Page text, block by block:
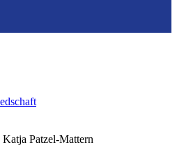
Katja Patzel-Mattern